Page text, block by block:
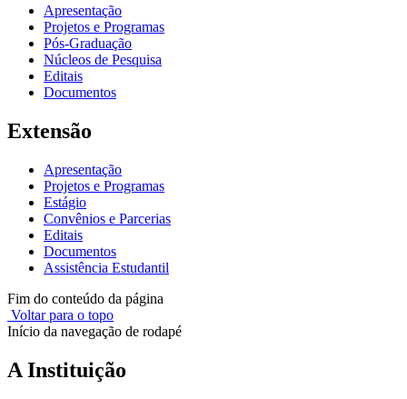
Apresentação
Projetos e Programas
Pós-Graduação
Núcleos de Pesquisa
Editais
Documentos
Extensão
Apresentação
Projetos e Programas
Estágio
Convênios e Parcerias
Editais
Documentos
Assistência Estudantil
Fim do conteúdo da página
Voltar para o topo
Início da navegação de rodapé
A Instituição